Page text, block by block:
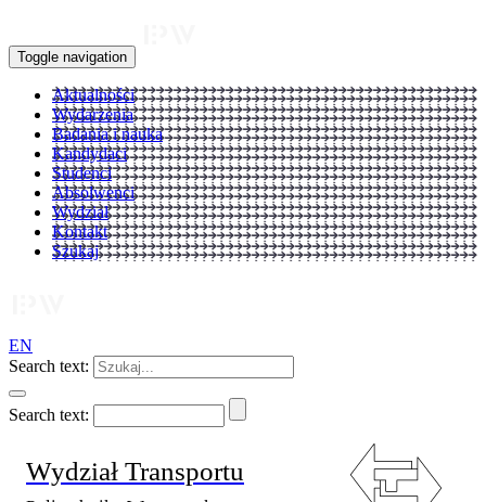
Toggle navigation
Aktualności
Wydarzenia
Badania i nauka
Kandydaci
Studenci
Absolwenci
Wydział
Kontakt
Szukaj
EN
Search text:
Search text:
Wydział Transportu